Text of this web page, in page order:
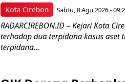
Kota Cirebon Sabtu, 8 Agu 2026 -
RADARCIREBON.ID – Kejari Kota
terhadap dua terpidana kasus aset
terpidana...